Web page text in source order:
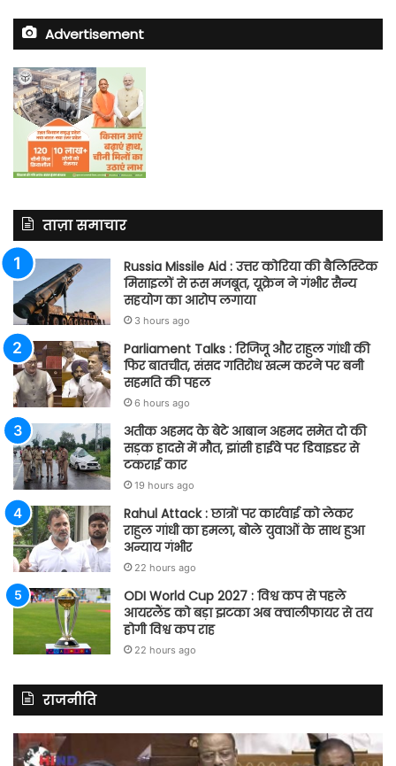
Advertisement
ताज़ा समाचार
Russia Missile Aid : उत्तर कोरिया की बैलिस्टिक
मिसाइलों से रूस मजबूत, यूक्रेन ने गंभीर सैन्य
सहयोग का आरोप लगाया
3 hours ago
Parliament Talks : रिजिजू और राहुल गांधी की
फिर बातचीत, संसद गतिरोध खत्म करने पर बनी
सहमति की पहल
6 hours ago
अतीक अहमद के बेटे आबान अहमद समेत दो की
सड़क हादसे में मौत, झांसी हाईवे पर डिवाइडर से
टकराई कार
19 hours ago
Rahul Attack : छात्रों पर कार्रवाई को लेकर
राहुल गांधी का हमला, बोले युवाओं के साथ हुआ
अन्याय गंभीर
22 hours ago
ODI World Cup 2027 : विश्व कप से पहले
आयरलैंड को बड़ा झटका अब क्वालीफायर से तय
होगी विश्व कप राह
22 hours ago
राजनीति